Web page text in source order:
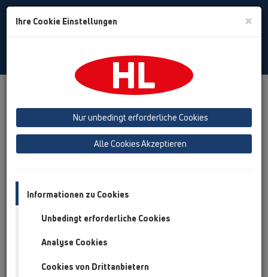
Toggle
Produktübersicht 04 Duschtassen
Produktübersicht
04 Duschtassen
Zusatzteile
HL01030D
04 Duschtassen / Zusatzteile / Ersatzteile /
Dichtung 41x35mm
Ihre Cookie Einstellungen ×
Nur unbedingt erforderliche Cookies
Alle Cookies Akzeptieren
Informationen zu Cookies
Unbedingt erforderliche Cookies
Analyse Cookies
Cookies von Drittanbietern